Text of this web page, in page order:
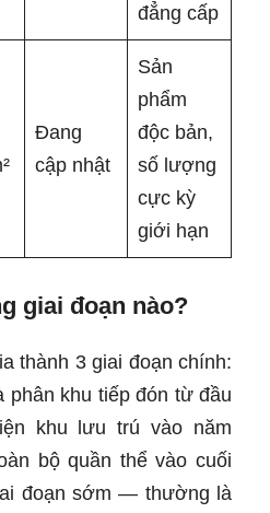
đẳng cấp
Đang
cập nhật
Sản
phẩm
độc bản,
số lượng
cực kỳ
giới hạn
giai đoạn nào?
thành 3 giai đoạn chính:
phân khu tiếp đón từ đầu
khu lưu trú vào năm
bộ quần thể vào cuối
đoạn sớm — thường là